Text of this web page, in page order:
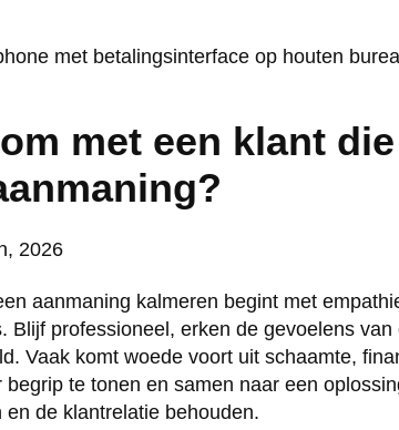
met een klant
2026
aanmaning kalmeren begint met
Blijf professioneel, erken de gevoelens
Vaak komt woede voort uit schaamte,
te tonen en samen naar een
de klantrelatie behouden.